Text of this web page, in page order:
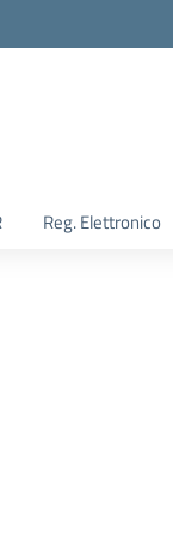
Reg. Elettronico